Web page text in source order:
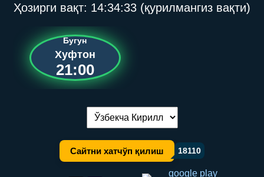
Ҳозирги вақт: 14:34:33 (қурилмангиз вақти)
Бугун
Хуфтон
21:00
Тилни алмаштириш:
Сайтни хатчўп қилиш 18110